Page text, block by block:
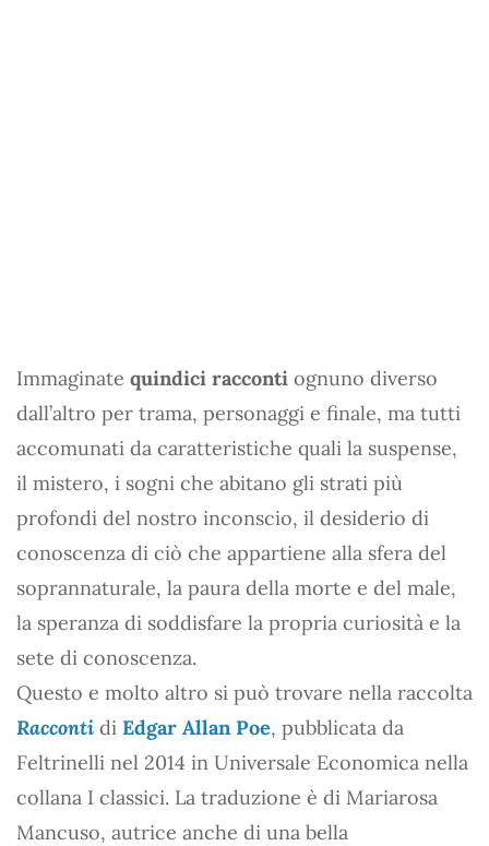
Immaginate quindici racconti ognuno diverso
dall’altro per trama, personaggi e finale, ma tutti
accomunati da caratteristiche quali la suspense,
il mistero, i sogni che abitano gli strati più
profondi del nostro inconscio, il desiderio di
conoscenza di ciò che appartiene alla sfera del
soprannaturale, la paura della morte e del male,
la speranza di soddisfare la propria curiosità e la
sete di conoscenza.
Questo e molto altro si può trovare nella raccolta
Racconti di Edgar Allan Poe, pubblicata da
Feltrinelli nel 2014 in Universale Economica nella
collana I classici. La traduzione è di Mariarosa
Mancuso, autrice anche di una bella